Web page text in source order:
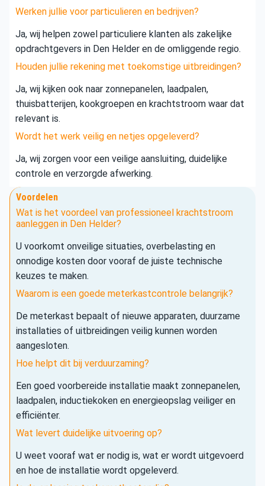
Werken jullie voor particulieren en bedrijven?
Ja, wij helpen zowel particuliere klanten als zakelijke
opdrachtgevers in Den Helder en de omliggende regio.
Houden jullie rekening met toekomstige uitbreidingen?
Ja, wij kijken ook naar zonnepanelen, laadpalen,
thuisbatterijen, kookgroepen en krachtstroom waar dat
relevant is.
Wordt het werk veilig en netjes opgeleverd?
Ja, wij zorgen voor een veilige aansluiting, duidelijke
controle en verzorgde afwerking.
Voordelen
Wat is het voordeel van professioneel krachtstroom
aanleggen in Den Helder?
U voorkomt onveilige situaties, overbelasting en
onnodige kosten door vooraf de juiste technische
keuzes te maken.
Waarom is een goede meterkastcontrole belangrijk?
De meterkast bepaalt of nieuwe apparaten, duurzame
installaties of uitbreidingen veilig kunnen worden
aangesloten.
Hoe helpt dit bij verduurzaming?
Een goed voorbereide installatie maakt zonnepanelen,
laadpalen, inductiekoken en energieopslag veiliger en
efficiënter.
Wat levert duidelijke uitvoering op?
U weet vooraf wat er nodig is, wat er wordt uitgevoerd
en hoe de installatie wordt opgeleverd.